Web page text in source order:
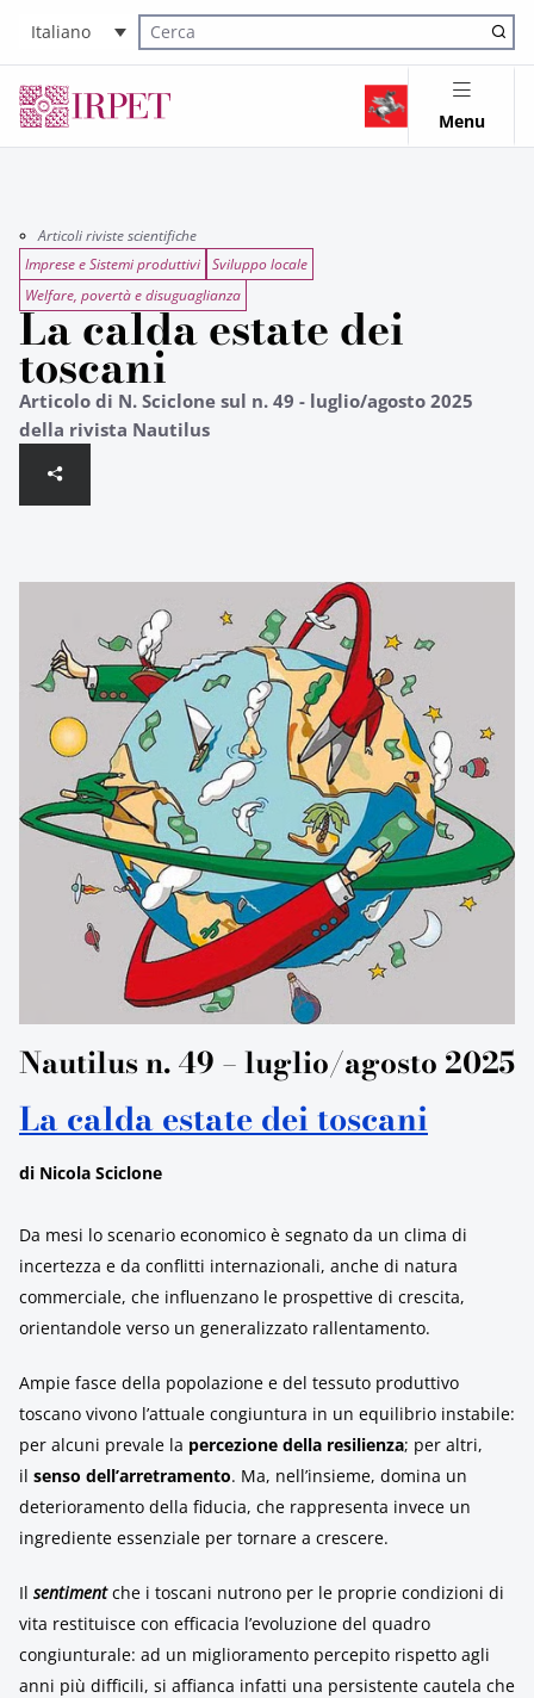
Italiano
Cerca nel sito
Menu
Articoli riviste scientifiche
Imprese e Sistemi produttivi Sviluppo locale
Welfare, povertà e disuguaglianza
La calda estate dei
toscani
Articolo di N. Sciclone sul n. 49 - luglio/agosto 2025
della rivista Nautilus
Nautilus n. 49 – luglio/agosto 2025
La calda estate dei toscani
di Nicola Sciclone
Da mesi lo scenario economico è segnato da un clima di
incertezza e da conflitti internazionali, anche di natura
commerciale, che influenzano le prospettive di crescita,
orientandole verso un generalizzato rallentamento.
Ampie fasce della popolazione e del tessuto produttivo
toscano vivono l’attuale congiuntura in un equilibrio instabile:
per alcuni prevale la percezione della resilienza; per altri,
il senso dell’arretramento. Ma, nell’insieme, domina un
deterioramento della fiducia, che rappresenta invece un
ingrediente essenziale per tornare a crescere.
Il sentimentche i toscani nutrono per le proprie condizioni di
vita restituisce con efficacia l’evoluzione del quadro
congiunturale: ad un miglioramento percepito rispetto agli
anni più difficili, si affianca infatti una persistente cautela che